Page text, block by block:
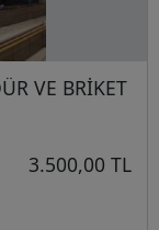
VE BRİKET
3.500,00 TL